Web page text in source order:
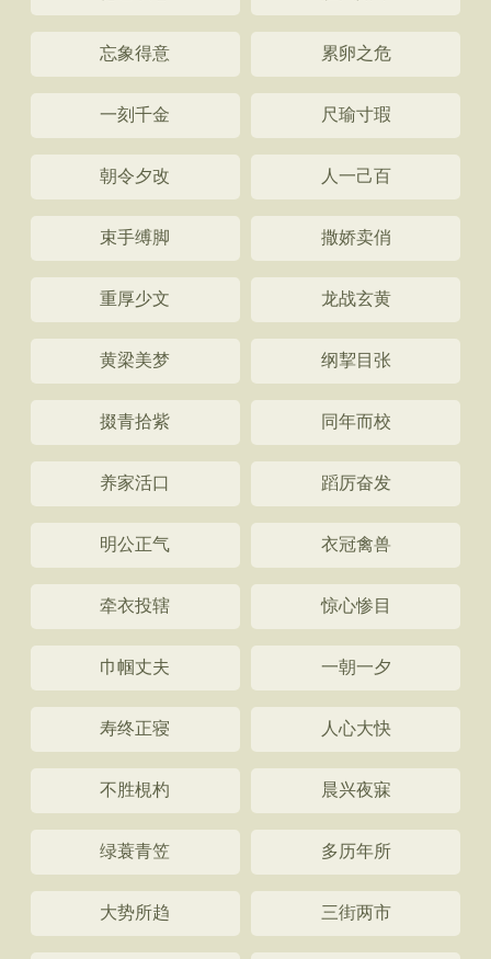
忘象得意 累卵之危
一刻千金 尺瑜寸瑕
朝令夕改 人一己百
束手缚脚 撒娇卖俏
重厚少文 龙战玄黄
黄梁美梦 纲挈目张
掇青拾紫 同年而校
养家活口 蹈厉奋发
明公正气 衣冠禽兽
牵衣投辖 惊心惨目
巾帼丈夫 一朝一夕
寿终正寝 人心大快
不胜梘杓 晨兴夜寐
绿蓑青笠 多历年所
大势所趋 三街两市